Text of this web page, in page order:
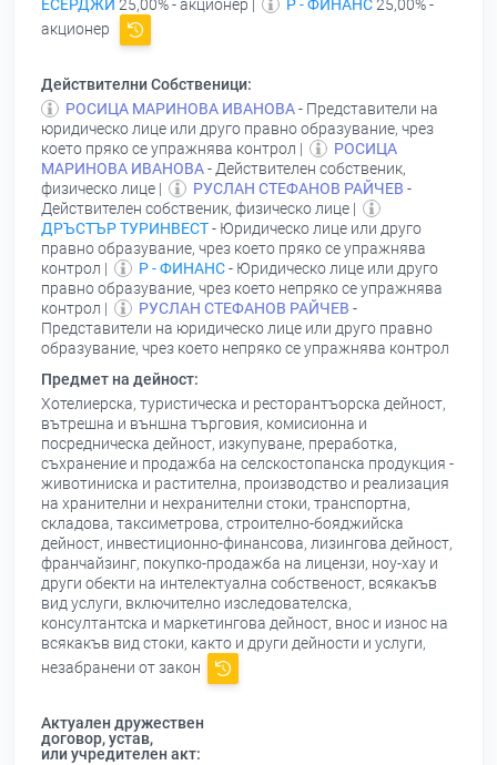
ЕСЕРДЖИ 25,00% - акционер | Р - ФИНАНС25,00% -
акционер
Действителни Собственици:
РОСИЦА МАРИНОВА ИВАНОВА- Представители на
юридическо лице или друго правно образувание, чрез
което пряко се упражнява контрол |
РОСИЦА
МАРИНОВА ИВАНОВА- Действителен собственик,
физическо лице |
РУСЛАН СТЕФАНОВ РАЙЧЕВ -
Действителен собственик, физическо лице |
ДРЪСТЪР ТУРИНВЕСТ- Юридическо лице или друго
правно образувание, чрез което пряко се упражнява
контрол |
Р - ФИНАНС- Юридическо лице или друго
правно образувание, чрез което непряко се упражнява
контрол |
РУСЛАН СТЕФАНОВ РАЙЧЕВ -
Представители на юридическо лице или друго правно
образувание, чрез което непряко се упражнява контрол
Предмет на дейност:
Хотелиерска, туристическа и ресторантъорска дейност,
вътрешна и външна търговия, комисионна и
посредническа дейност, изкупуване, преработка,
съхранение и продажба на селскостопанска продукция -
животиниска и растителна, производство и реализация
на хранителни и нехранителни стоки, транспортна,
складова, таксиметрова, строително-бояджийска
дейност, инвестиционно-финансова, лизингова дейност,
франчайзинг, покупко-продажба на лицензи, ноу-хау и
други обекти на интелектуална собственост, всякакъв
вид услуги, включително изследователска,
консултантска и маркетингова дейност, внос и износ на
всякакъв вид стоки, както и други дейности и услуги,
незабранени от закон
Актуален дружествен
договор, устав,
или учредителен акт: